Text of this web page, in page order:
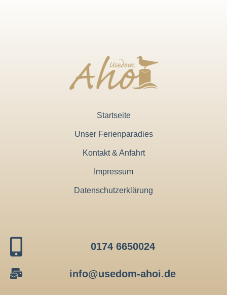
Startseite
Unser Ferienparadies
Kontakt & Anfahrt
Impressum
Datenschutzerklärung
0174 6650024
info@usedom-ahoi.de